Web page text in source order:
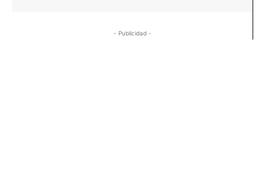
- Publicidad -